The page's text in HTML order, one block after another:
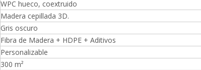
WPC hueco, coextruido
Madera cepillada 3D.
Gris oscuro
Fibra de Madera + HDPE + Aditivos
Personalizable
300 m²